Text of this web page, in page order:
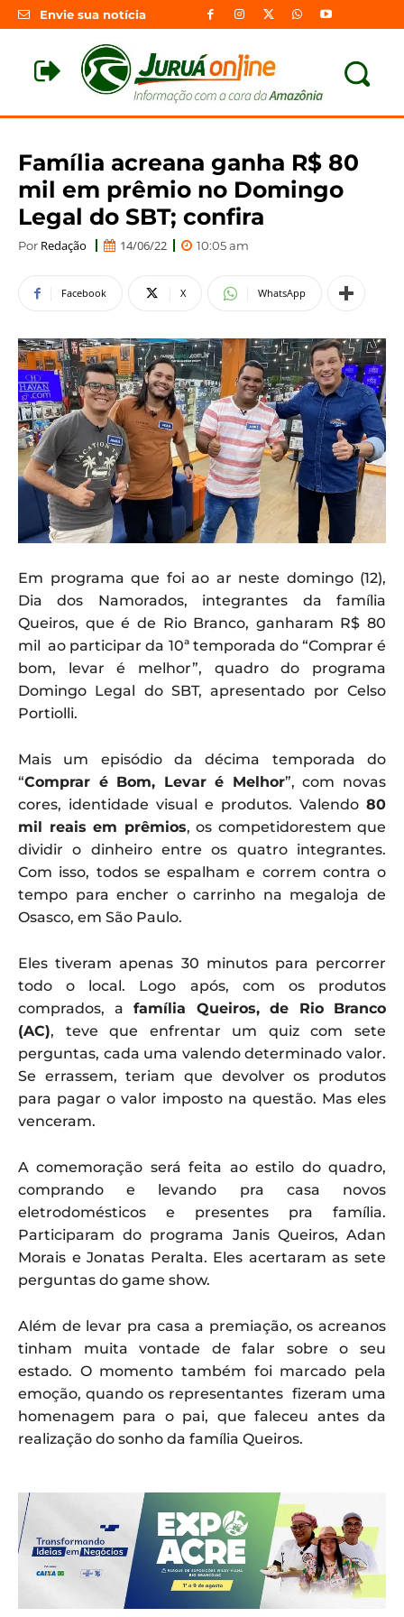
Envie sua notícia
Família acreana ganha R$ 80
mil em prêmio no Domingo
Legal do SBT; confira
Por Redação 14/06/22 10:05 am
Facebook X WhatsApp
Em programa que foi ao ar neste domingo (12),
Dia dos Namorados, integrantes da família
Queiros, que é de Rio Branco, ganharam R$ 80
mil ao participar da 10ª temporada do “Comprar é
bom, levar é melhor”, quadro do programa
Domingo Legal do SBT, apresentado por Celso
Portiolli.
Mais um episódio da décima temporada do
“Comprar é Bom, Levar é Melhor”, com novas
cores, identidade visual e produtos. Valendo 80
mil reais em prêmios, os competidorestem que
dividir o dinheiro entre os quatro integrantes.
Com isso, todos se espalham e correm contra o
tempo para encher o carrinho na megaloja de
Osasco, em São Paulo.
Eles tiveram apenas 30 minutos para percorrer
todo o local. Logo após, com os produtos
comprados, a família Queiros, de Rio Branco
(AC), teve que enfrentar um quiz com sete
perguntas, cada uma valendo determinado valor.
Se errassem, teriam que devolver os produtos
para pagar o valor imposto na questão. Mas eles
venceram.
A comemoração será feita ao estilo do quadro,
comprando e levando pra casa novos
eletrodomésticos e presentes pra família.
Participaram do programa Janis Queiros, Adan
Morais e Jonatas Peralta. Eles acertaram as sete
perguntas do game show.
Além de levar pra casa a premiação, os acreanos
tinham muita vontade de falar sobre o seu
estado. O momento também foi marcado pela
emoção, quando os representantes fizeram uma
homenagem para o pai, que faleceu antes da
realização do sonho da família Queiros.